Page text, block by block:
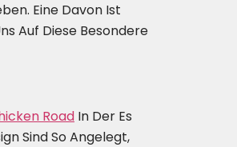
Eine Davon Ist
Auf Diese Besondere
Road In Der Es
Sind So Angelegt,